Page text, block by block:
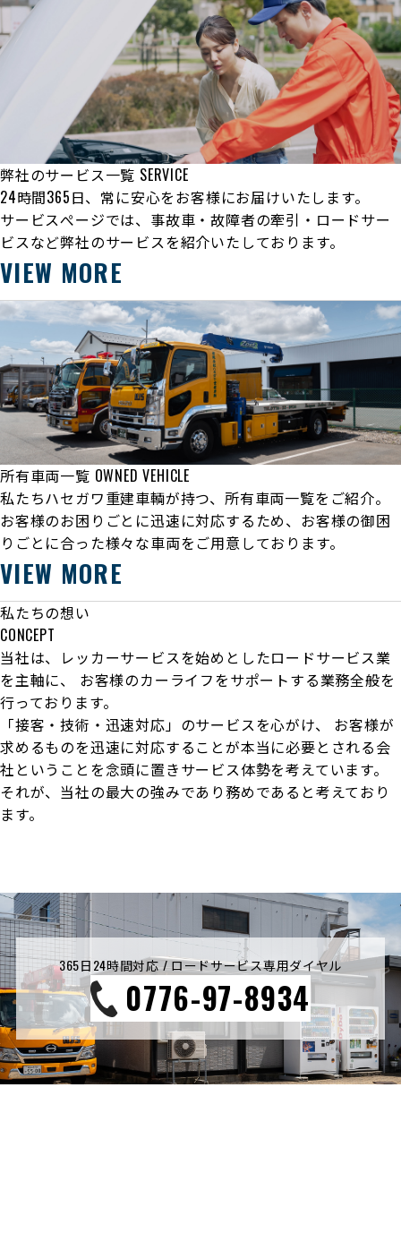
弊社のサービス一覧 SERVICE
24時間365日、常に安心をお客様にお届けいたします。
サービスぺージでは、事故車・故障者の牽引・ロードサー
ビスなど弊社のサービスを紹介いたしております。
VIEW MORE
所有車両一覧 OWNED VEHICLE
私たちハセガワ重建車輌が持つ、所有車両一覧をご紹介。
お客様のお困りごとに迅速に対応するため、お客様の御困
りごとに合った様々な車両をご用意しております。
VIEW MORE
私たちの想い
CONCEPT
当社は、レッカーサービスを始めとしたロードサービス業
を主軸に、
お客様のカーライフをサポートする業務全般を
行っております。
「接客・技術・迅速対応」のサービスを心がけ、
お客様が
求めるものを迅速に対応することが本当に必要とされる会
社ということを念頭に置きサービス体勢を考えています。
それが、当社の最大の強みであり務めであると考えており
ます。
365日24時間対応 / ロードサービス専用ダイヤル
0776-97-8934